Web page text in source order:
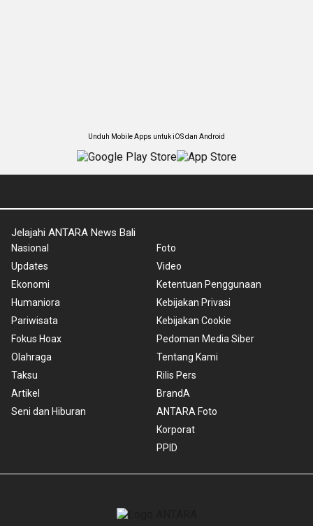
Unduh Mobile Apps untuk iOS dan Android
Jelajahi ANTARA News Bali
Nasional
Updates
Ekonomi
Humaniora
Pariwisata
Fokus Hoax
Olahraga
Taksu
Artikel
Seni dan Hiburan
Foto
Video
Ketentuan Penggunaan
Kebijakan Privasi
Kebijakan Cookie
Pedoman Media Siber
Tentang Kami
Rilis Pers
BrandA
ANTARA Foto
Korporat
PPID